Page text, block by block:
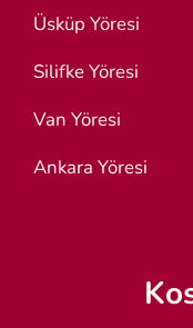
Üsküp Yöresi
Silifke Yöresi
Van Yöresi
Ankara Yöresi